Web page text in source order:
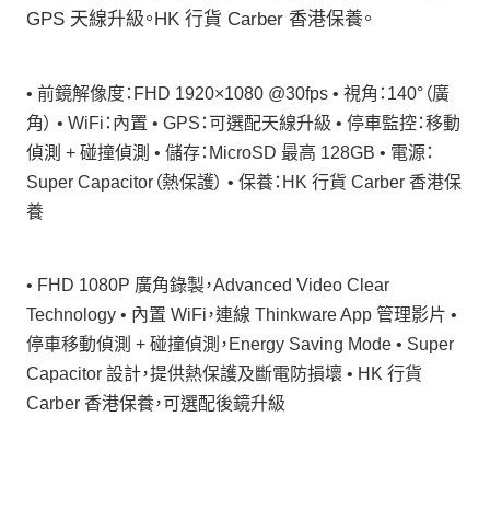
GPS 天線升級。HK 行貨 Carber 香港保養。
• 前鏡解像度：FHD 1920×1080 @30fps • 視角：140°（廣
角） • WiFi：內置 • GPS：可選配天線升級 • 停車監控：移動
偵測 + 碰撞偵測 • 儲存：MicroSD 最高 128GB • 電源：
Super Capacitor（熱保護） • 保養：HK 行貨 Carber 香港保
養
• FHD 1080P 廣角錄製，Advanced Video Clear
Technology • 內置 WiFi，連線 Thinkware App 管理影片 •
停車移動偵測 + 碰撞偵測，Energy Saving Mode • Super
Capacitor 設計，提供熱保護及斷電防損壞 • HK 行貨
Carber 香港保養，可選配後鏡升級